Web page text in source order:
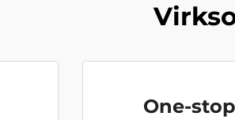
One-stop